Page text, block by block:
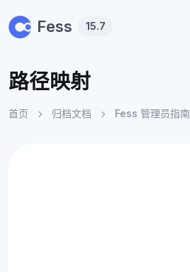
Fess 15.7
路径映射
首页 归档文档 Fess 管理员指南